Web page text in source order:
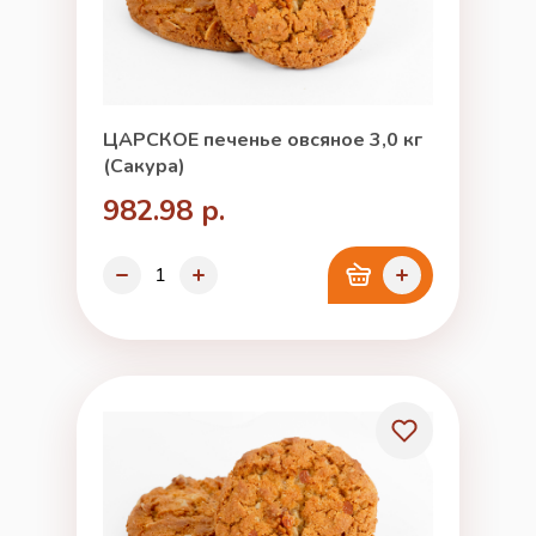
ЦАРСКОЕ печенье овсяное 3,0 кг
(Сакура)
982.98 р.